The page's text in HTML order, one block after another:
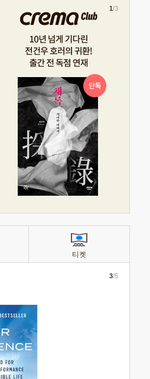
1/3
3/5
티켓